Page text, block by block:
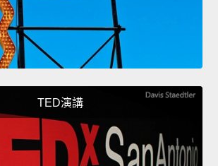
TED演講